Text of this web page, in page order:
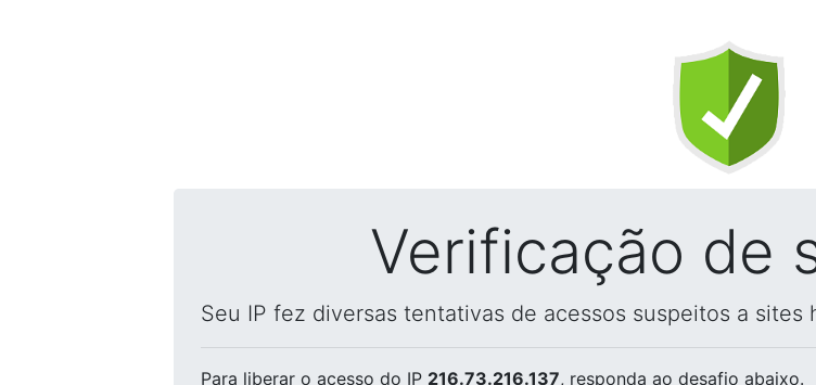
Verificação de
Seu IP fez diversas tentativas de acessos suspeitos a sites
Para liberar o acesso do IP 216.73.216.137, responda ao desafio abaixo.